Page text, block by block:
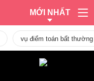
MỚI NHẤT
vụ điểm toán bất